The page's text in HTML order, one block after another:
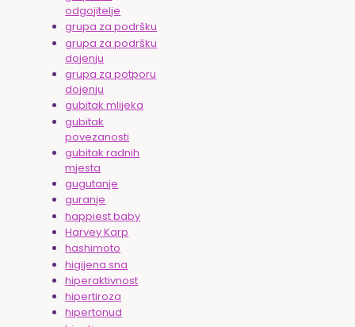
odgojitelje
grupa za podršku
grupa za podršku
dojenju
grupa za potporu
dojenju
gubitak mlijeka
gubitak
povezanosti
gubitak radnih
mjesta
gugutanje
guranje
happiest baby
Harvey Karp
hashimoto
higijena sna
hiperaktivnost
hipertiroza
hipertonud